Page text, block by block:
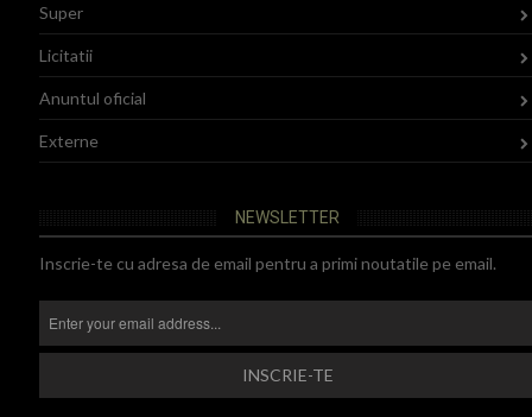
Super
Licitatii
Anuntul oficial
Externe
NEWSLETTER
Inscrie-te cu adresa de email pentru a primi noutatile pe email.